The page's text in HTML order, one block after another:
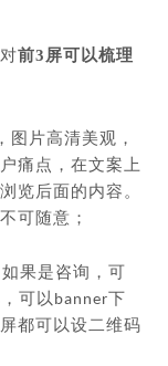
前3屏可以梳理
图片高清美观，
痛点，在文案上
览后面的内容。
可随意；
果是咨询，可
可以banner下
都可以设二维码